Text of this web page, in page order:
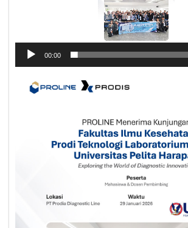
00:00